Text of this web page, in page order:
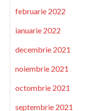
februarie 2022
ianuarie 2022
decembrie 2021
noiembrie 2021
octombrie 2021
septembrie 2021